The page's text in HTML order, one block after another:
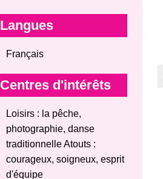
Langues
Français
Centres d'intérêts
Loisirs : la pêche,
photographie, danse
traditionnelle Atouts :
courageux, soigneux, esprit
d'équipe